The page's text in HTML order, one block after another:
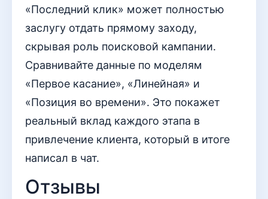
«Последний клик» может полностью
заслугу отдать прямому заходу,
скрывая роль поисковой кампании.
Сравнивайте данные по моделям
«Первое касание», «Линейная» и
«Позиция во времени». Это покажет
реальный вклад каждого этапа в
привлечение клиента, который в итоге
написал в чат.
Отзывы